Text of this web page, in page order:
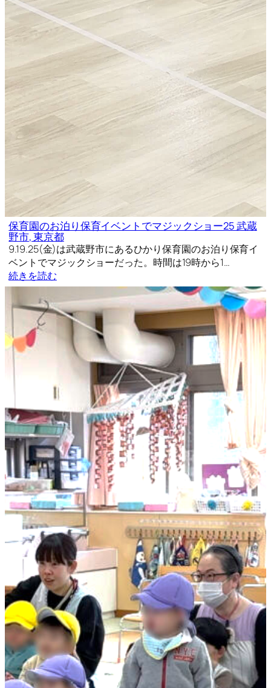
保育園のお泊り保育イベントでマジックショー25 武蔵
野市, 東京都
9.19.25(金)は武蔵野市にあるひかり保育園のお泊り保育イ
ベントでマジックショーだった。時間は19時から1…
続きを読む